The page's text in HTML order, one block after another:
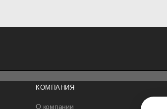
КОМПАНИЯ
О компании